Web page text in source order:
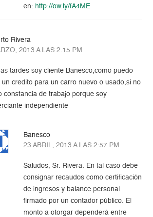
en: http://ow.ly/fA4ME
Rivera
2013 A LAS 2:15 PM
tardes soy cliente Banesco,como puedo
un credito para un carro nuevo o usado,si no
constancia de trabajo porque soy
independiente
Banesco
23 ABRIL, 2013 A LAS 2:57 PM
Saludos, Sr. Rivera. En tal caso debe
consignar recaudos como certificación
de ingresos y balance personal
firmado por un contador público. El
monto a otorgar dependerá entre